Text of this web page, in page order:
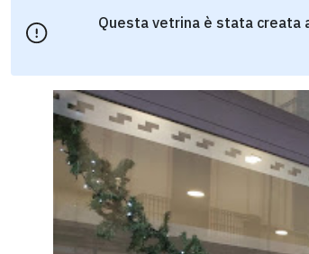
Questa vetrina è stata creata